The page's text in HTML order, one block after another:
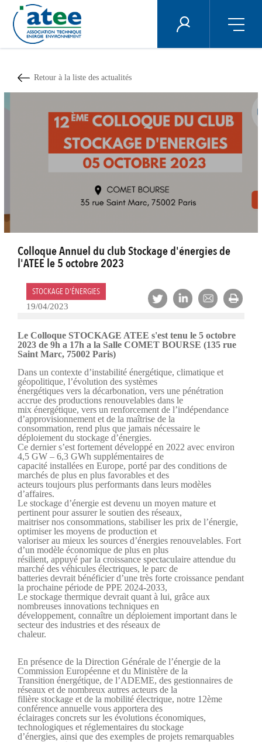
contenu
principal
ÉNERGIE PLUS
Retour à la liste des actualités
Colloque Annuel du club Stockage d'énergies de
l'ATEE le 5 octobre 2023
STOCKAGE D'ÉNERGIES
19/04/2023
Le Colloque STOCKAGE ATEE s'est tenu le 5 octobre
2023 de 9h a 17h a la Salle COMET BOURSE (135 rue
Saint Marc, 75002 Paris)
Dans un contexte d’instabilité énergétique, climatique et
géopolitique, l’évolution des systèmes
énergétiques vers la décarbonation, vers une pénétration
accrue des productions renouvelables dans le
mix énergétique, vers un renforcement de l’indépendance
d’approvisionnement et de la maîtrise de la
consommation, rend plus que jamais nécessaire le
déploiement du stockage d’énergies.
Ce dernier s’est fortement développé en 2022 avec environ
4,5 GW – 6,3 GWh supplémentaires de
capacité installées en Europe, porté par des conditions de
marchés de plus en plus favorables et des
acteurs toujours plus performants dans leurs modèles
d’affaires.
Le stockage d’énergie est devenu un moyen mature et
pertinent pour assurer le soutien des réseaux,
maitriser nos consommations, stabiliser les prix de l’énergie,
optimiser les moyens de production et
valoriser au mieux les sources d’énergies renouvelables. Fort
d’un modèle économique de plus en plus
résilient, appuyé par la croissance spectaculaire attendue du
marché des véhicules électriques, le parc de
batteries devrait bénéficier d’une très forte croissance pendant
la prochaine période de PPE 2024-2033,
Le stockage thermique devrait quant à lui, grâce aux
nombreuses innovations techniques en
développement, connaître un déploiement important dans le
secteur des industries et des réseaux de
chaleur.
En présence de la Direction Générale de l’énergie de la
Commission Européenne et du Ministère de la
Transition énergétique, de l’ADEME, des gestionnaires de
réseaux et de nombreux autres acteurs de la
filière stockage et de la mobilité électrique, notre 12ème
conférence annuelle vous apportera des
éclairages concrets sur les évolutions économiques,
technologiques et réglementaires du stockage
d’énergies, ainsi que des exemples de projets remarquables
Panneau de gestion des cookies